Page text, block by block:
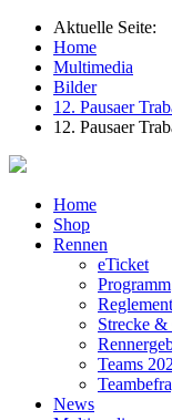
Aktuelle Seite:
Home
Multimedia
Bilder
12. Pausaer
12. Pausaer
Home
Shop
Rennen
eTicket
Programm
Reglement
Strecke &
Teams
News